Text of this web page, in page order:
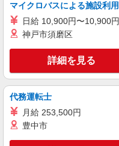
マイクロバスによる施設利
日給 10,900円〜10,900円
神戸市須磨区
詳細を見る
代務運転士
月給 253,500円
豊中市